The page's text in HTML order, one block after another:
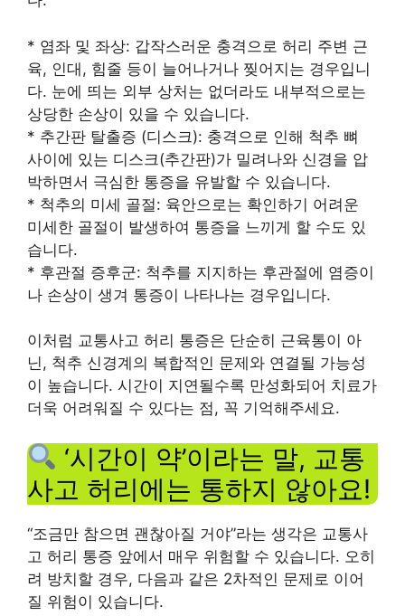
* 염좌 및 좌상: 갑작스러운 충격으로 허리 주변 근
육, 인대, 힘줄 등이 늘어나거나 찢어지는 경우입니
다. 눈에 띄는 외부 상처는 없더라도 내부적으로는
상당한 손상이 있을 수 있습니다.
* 추간판 탈출증 (디스크): 충격으로 인해 척추 뼈
사이에 있는 디스크(추간판)가 밀려나와 신경을 압
박하면서 극심한 통증을 유발할 수 있습니다.
* 척추의 미세 골절: 육안으로는 확인하기 어려운
미세한 골절이 발생하여 통증을 느끼게 할 수도 있
습니다.
* 후관절 증후군: 척추를 지지하는 후관절에 염증이
나 손상이 생겨 통증이 나타나는 경우입니다.
이처럼 교통사고 허리 통증은 단순히 근육통이 아
닌, 척추 신경계의 복합적인 문제와 연결될 가능성
이 높습니다. 시간이 지연될수록 만성화되어 치료가
더욱 어려워질 수 있다는 점, 꼭 기억해주세요.
‘시간이 약’이라는 말, 교통
사고 허리에는 통하지 않아요!
“조금만 참으면 괜찮아질 거야”라는 생각은 교통사
고 허리 통증 앞에서 매우 위험할 수 있습니다. 오히
려 방치할 경우, 다음과 같은 2차적인 문제로 이어
질 위험이 있습니다.